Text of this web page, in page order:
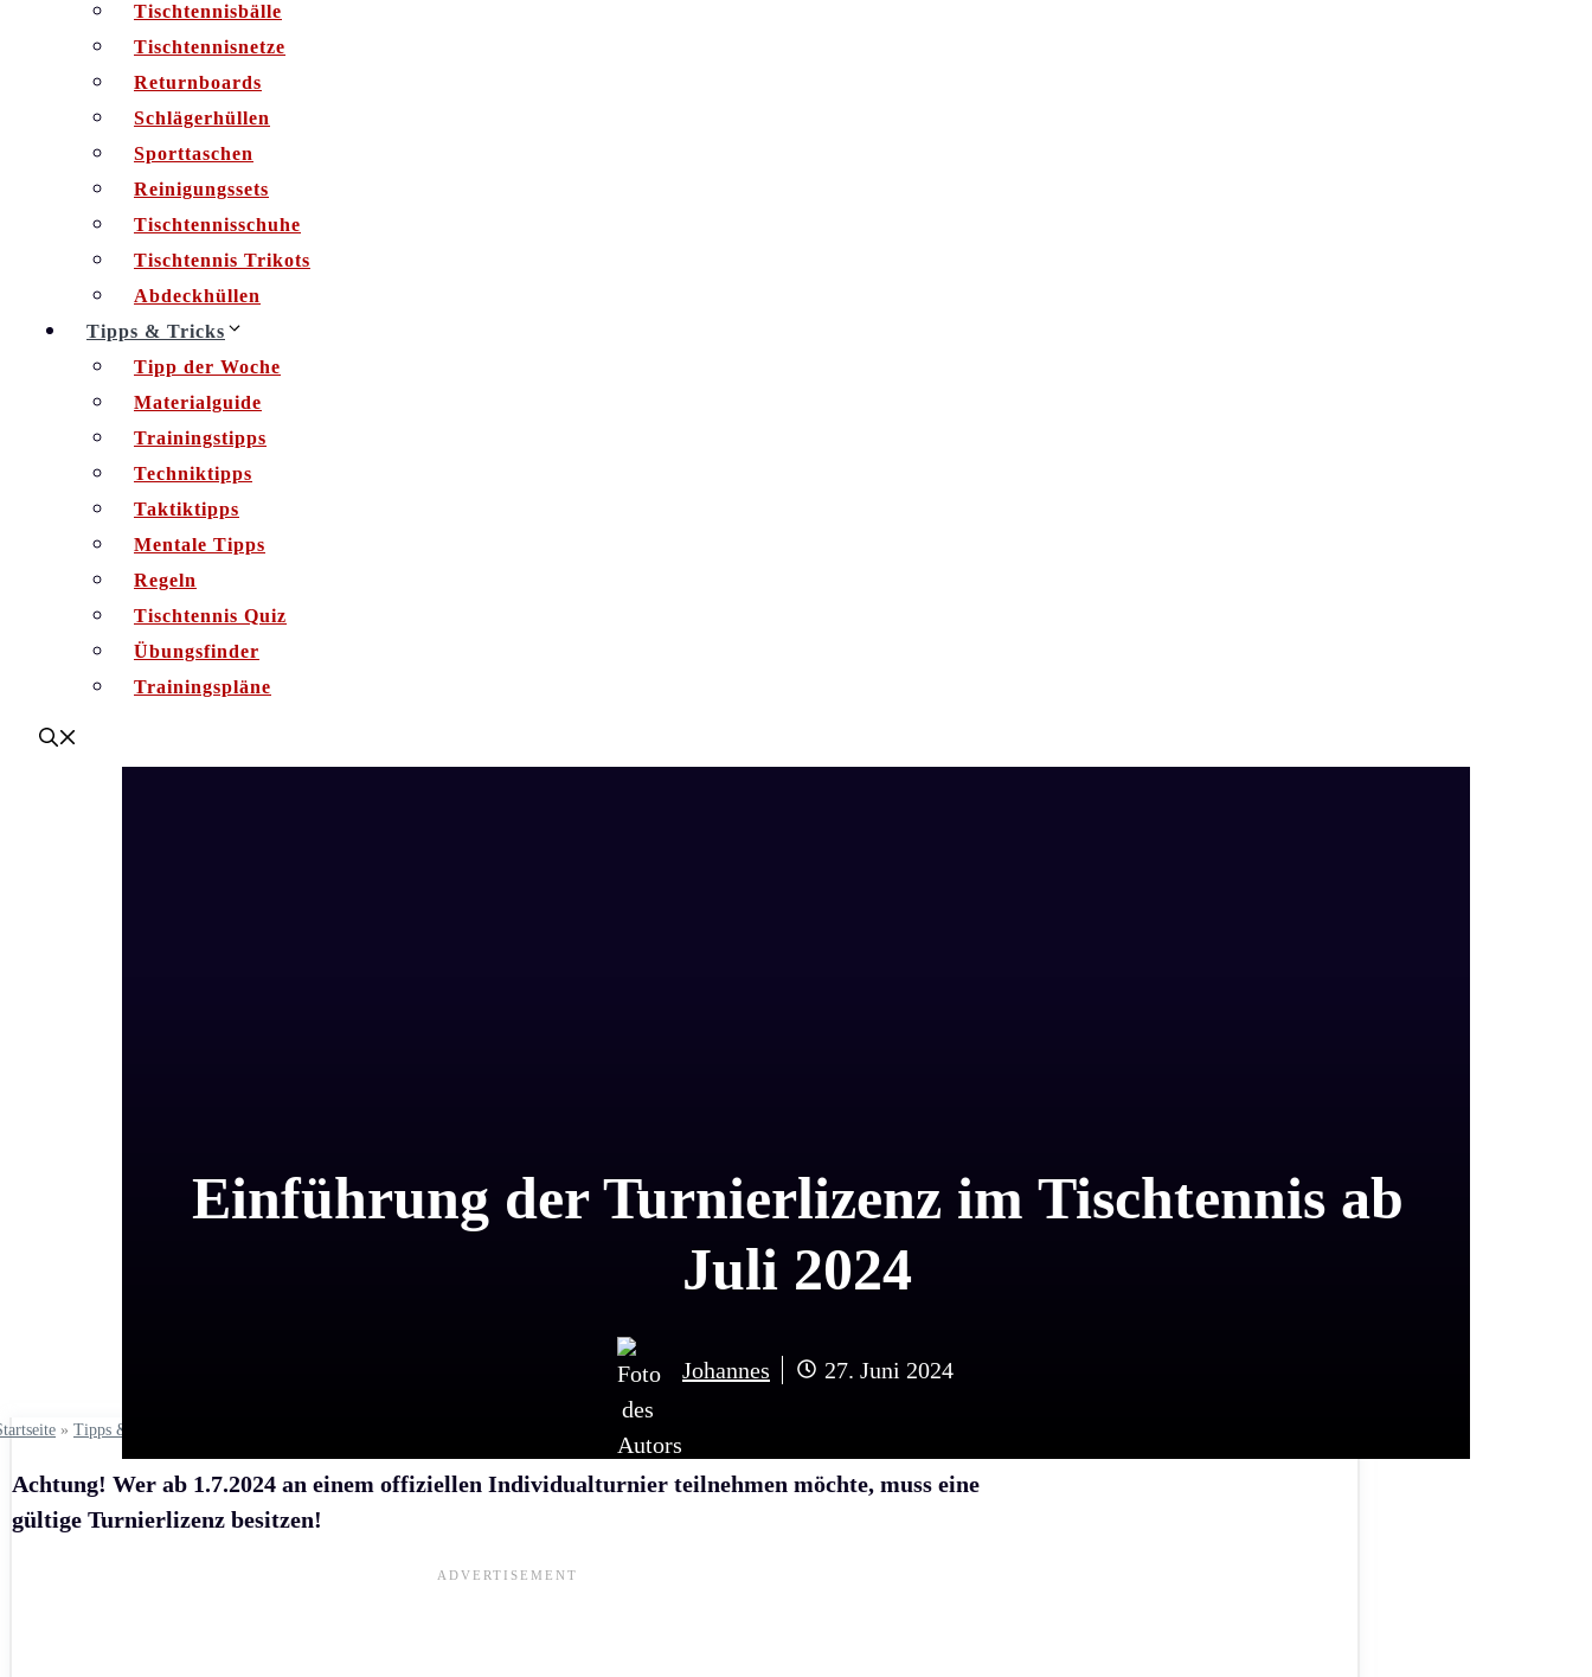
Tischtennisbälle
Tischtennisnetze
Returnboards
Schlägerhüllen
Sporttaschen
Reinigungssets
Tischtennisschuhe
Tischtennis Trikots
Abdeckhüllen
Tipps & Tricks
Tipp der Woche
Materialguide
Trainingstipps
Techniktipps
Taktiktipps
Mentale Tipps
Regeln
Tischtennis Quiz
Übungsfinder
Trainingspläne
Einführung der Turnierlizenz im Tischtennis ab
Juli 2024
Johannes 27. Juni 2024
» Tipps & Regeln
Achtung! Wer ab 1.7.2024 an einem offiziellen Individualturnier teilnehmen möchte, muss eine
gültige Turnierlizenz besitzen!